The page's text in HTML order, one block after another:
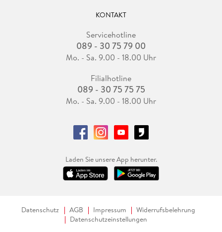
KONTAKT
Servicehotline
089 - 30 75 79 00
Mo. - Sa. 9.00 - 18.00 Uhr
Filialhotline
089 - 30 75 75 75
Mo. - Sa. 9.00 - 18.00 Uhr
Laden Sie unsere App herunter.
Datenschutz AGB Impressum
Widerrufsbelehrung
Datenschutzeinstellungen